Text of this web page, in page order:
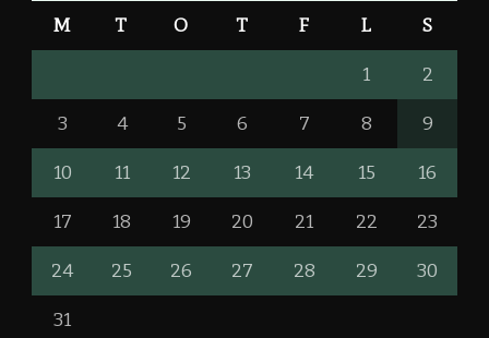
M T O T F L S
1 2
3 4 5 6 7 8 9
10 11 12 13 14 15 16
17 18 19 20 21 22 23
24 25 26 27 28 29 30
31